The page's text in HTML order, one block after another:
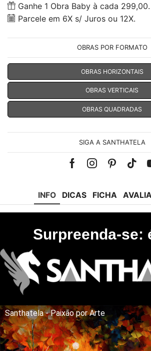
Ganhe 1 Obra Baby à cada 299,00.
Parcele em 6X s/ Juros ou 12X.
OBRAS POR FORMATO
OBRAS HORIZONTAIS
OBRAS VERTICAIS
OBRAS QUADRADAS
SIGA A SANTHATELA
Facebook
InstagramTik-
INFO DICAS FICHA
Surpreenda-se:
Santhatela - Paixão por Arte